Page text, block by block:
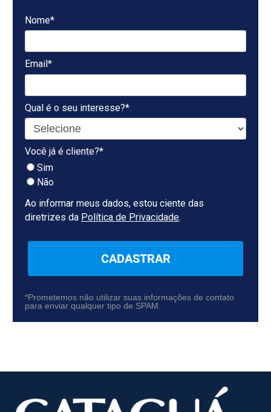
Nome*
Email*
Qual é o seu interesse?*
Você já é cliente?*
Sim
Não
Ao informar meus dados, estou ciente das
diretrizes da Política de Privacidade.
CADASTRAR
*Prometemos não utilizar suas informações de contato
para enviar qualquer tipo de SPAM.